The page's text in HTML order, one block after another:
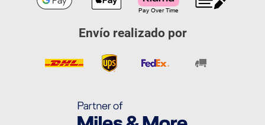
Envío realizado por